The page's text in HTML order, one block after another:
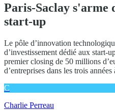
Paris-Saclay s'arme
start-up
Le pôle d’innovation
d’investissement dédié aux start-
premier closing de 50 millions
d’entreprises dans les trois années
C
Charlie Perreau